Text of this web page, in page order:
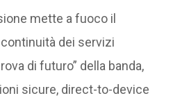
mette a fuoco il
dei servizi
di futuro” della banda,
sicure, direct-to-device